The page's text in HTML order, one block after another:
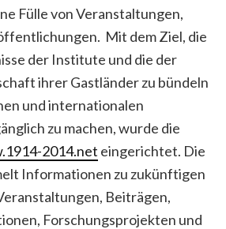
Fülle von Veranstaltungen,
Mit dem Ziel, die
der Institute und die der
ihrer Gastländer zu bündeln
und internationalen
zu machen, wurde die
2014.net eingerichtet. Die
Informationen zu zukünftigen
Beiträgen,
Forschungsprojekten und